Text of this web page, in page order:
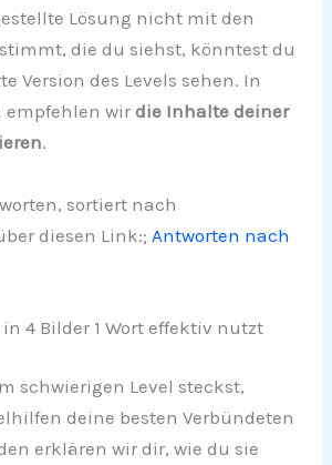
Lösung nicht mit den
die du siehst, könntest du
Version des Levels sehen. In
empfehlen wirdie Inhalte deiner
.
sortiert nach
diesen Link:; Antworten nach
4 Bilder 1 Wort effektiv nutzt
schwierigen Level steckst,
deine besten Verbündeten
erklären wir dir, wie du sie